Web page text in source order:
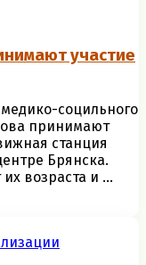
участие
социльного
принимают
станция
Брянска.
возраста и ...